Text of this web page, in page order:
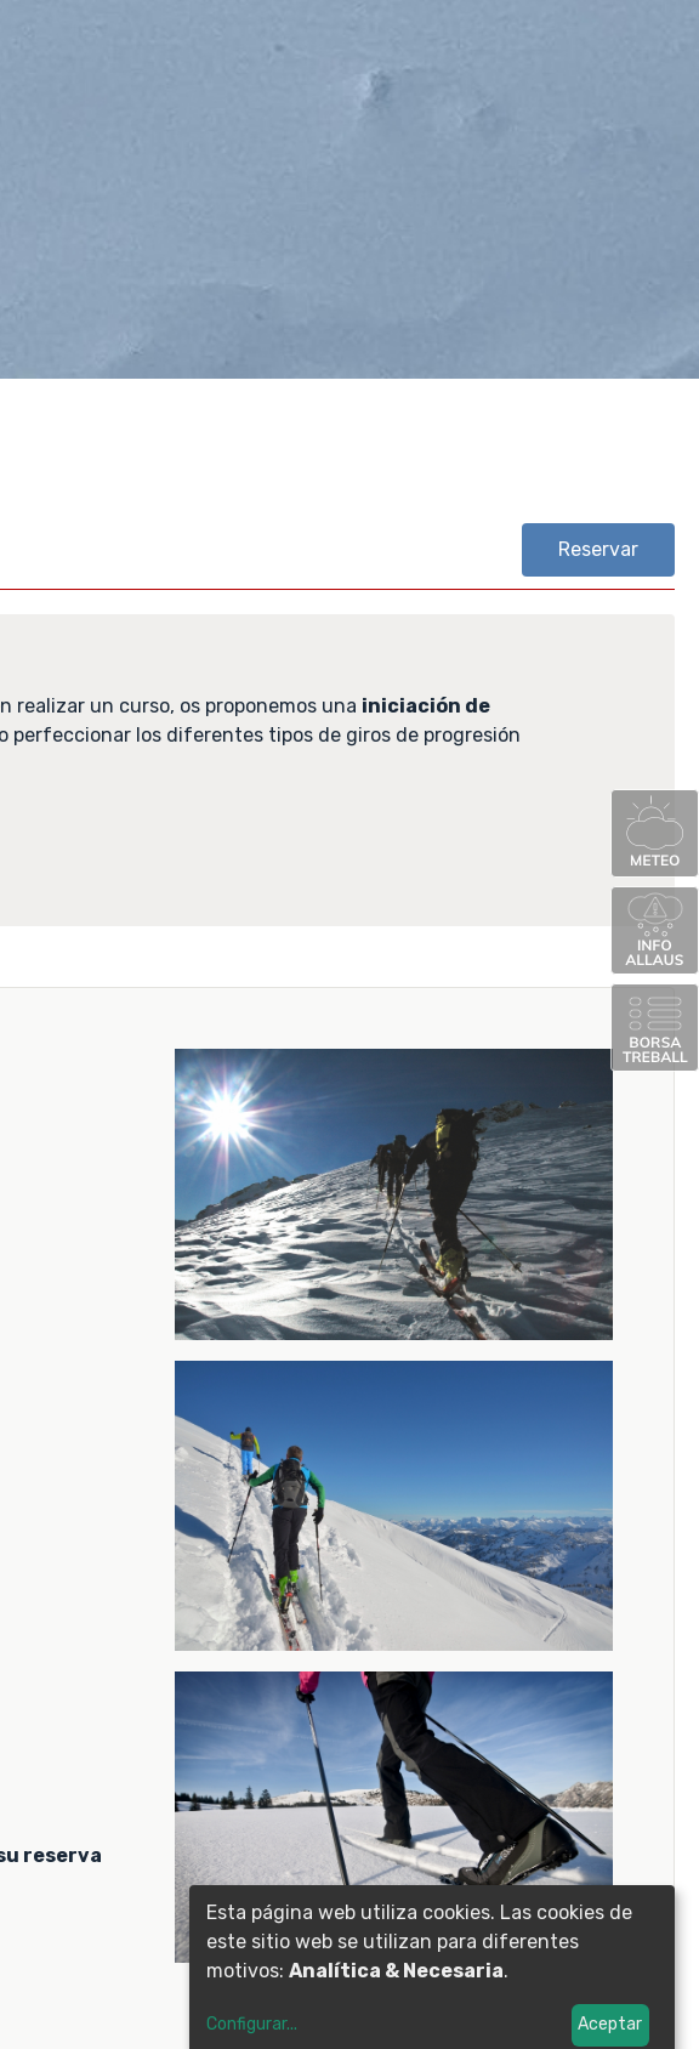
Reservar
realizar un curso, os proponemos una iniciación de
perfeccionar los diferentes tipos de giros de progresión
reserva
Esta página web utiliza cookies. Las cookies de
este sitio web se utilizan para diferentes
motivos: Analítica & Necesaria.
Configurar... Aceptar